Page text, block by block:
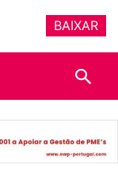
BAIXAR